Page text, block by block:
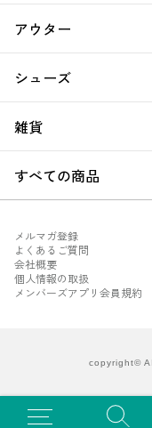
アウター
シューズ
雑貨
すべての商品
メルマガ登録
よくあるご質問
会社概要
個人情報の取扱
メンバーズアプリ会員規約
copyright©